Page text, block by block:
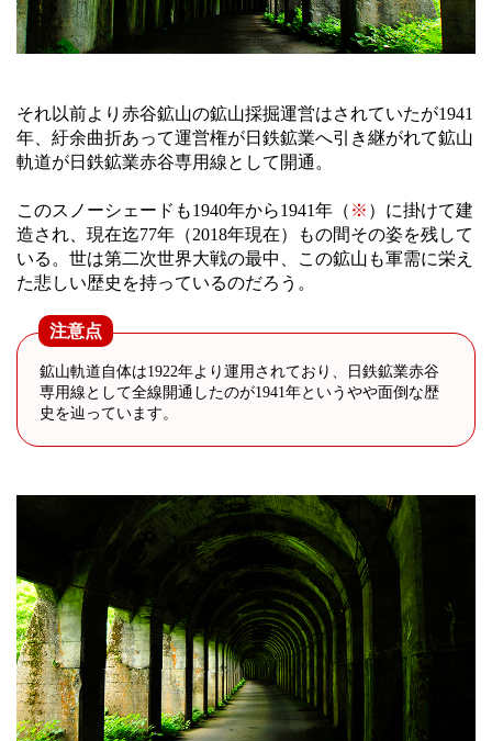
それ以前より赤谷鉱山の鉱山採掘運営はされていたが1941
年、紆余曲折あって運営権が日鉄鉱業へ引き継がれて鉱山
軌道が日鉄鉱業赤谷専用線として開通。
このスノーシェードも1940年から1941年（ ※ ）に掛けて建
造され、現在迄77年（2018年現在）もの間その姿を残して
いる。世は第二次世界大戦の最中、この鉱山も軍需に栄え
た悲しい歴史を持っているのだろう。
注意点
鉱山軌道自体は1922年より運用されており、日鉄鉱業赤谷
専用線として全線開通したのが1941年というやや面倒な歴
史を辿っています。